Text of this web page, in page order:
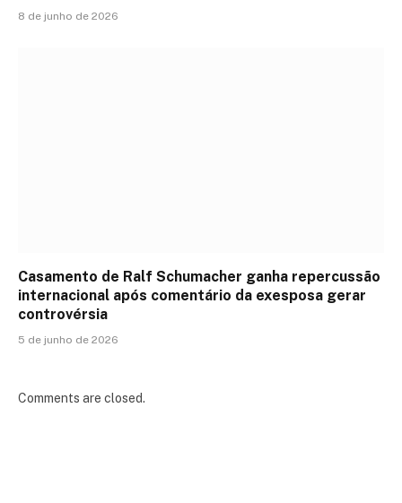
8 de junho de 2026
Casamento de Ralf Schumacher ganha repercussão
internacional após comentário da exesposa gerar
controvérsia
5 de junho de 2026
Comments are closed.